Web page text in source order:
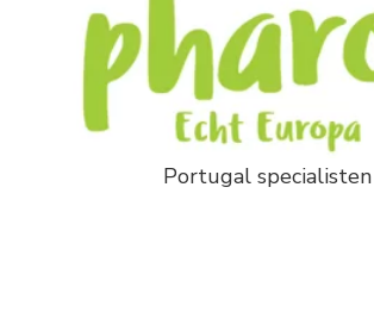
Portugal specialisten